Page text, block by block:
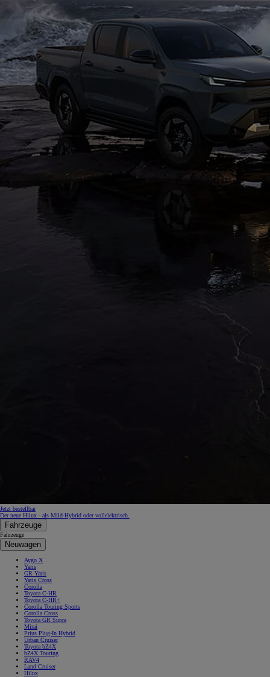
Jetzt bestellbar
Der neue Hilux - als Mild-Hybrid oder vollelektrisch.
Fahrzeuge
Fahrzeuge
Neuwagen
Aygo X
Yaris
GR Yaris
Yaris Cross
Corolla
Toyota C-HR
Toyota C-HR+
Corolla Touring Sports
Corolla Cross
Toyota GR Supra
Mirai
Prius Plug-In Hybrid
Urban Cruiser
Toyota bZ4X
bZ4X Touring
RAV4
Land Cruiser
Hilux